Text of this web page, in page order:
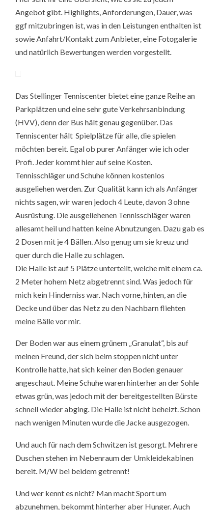
Angebot gibt. Highlights, Anforderungen, Dauer, was
ggf mitzubringen ist, was in den Leistungen enthalten ist
sowie Anfahrt/Kontakt zum Anbieter, eine Fotogalerie
und natürlich Bewertungen werden vorgestellt.
Das Stellinger Tenniscenter bietet eine ganze Reihe an
Parkplätzen und eine sehr gute Verkehrsanbindung
(HVV), denn der Bus hält genau gegenüber. Das
Tenniscenter hält Spielplätze für alle, die spielen
möchten bereit. Egal ob purer Anfänger wie ich oder
Profi. Jeder kommt hier auf seine Kosten.
Tennisschläger und Schuhe können kostenlos
ausgeliehen werden. Zur Qualität kann ich als Anfänger
nichts sagen, wir waren jedoch 4 Leute, davon 3 ohne
Ausrüstung. Die ausgeliehenen Tennisschläger waren
allesamt heil und hatten keine Abnutzungen. Dazu gab es
2 Dosen mit je 4 Bällen. Also genug um sie kreuz und
quer durch die Halle zu schlagen.
Die Halle ist auf 5 Plätze unterteilt, welche mit einem ca.
2 Meter hohem Netz abgetrennt sind. Was jedoch für
mich kein Hinderniss war. Nach vorne, hinten, an die
Decke und über das Netz zu den Nachbarn fliehten
meine Bälle vor mir.
Der Boden war aus einem grünem „Granulat“, bis auf
meinen Freund, der sich beim stoppen nicht unter
Kontrolle hatte, hat sich keiner den Boden genauer
angeschaut. Meine Schuhe waren hinterher an der Sohle
etwas grün, was jedoch mit der bereitgestellten Bürste
schnell wieder abging. Die Halle ist nicht beheizt. Schon
nach wenigen Minuten wurde die Jacke ausgezogen.
Und auch für nach dem Schwitzen ist gesorgt. Mehrere
Duschen stehen im Nebenraum der Umkleidekabinen
bereit. M/W bei beidem getrennt!
Und wer kennt es nicht? Man macht Sport um
abzunehmen, bekommt hinterher aber Hunger. Auch